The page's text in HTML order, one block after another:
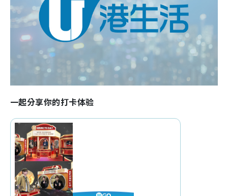
一起分享你的打卡体验